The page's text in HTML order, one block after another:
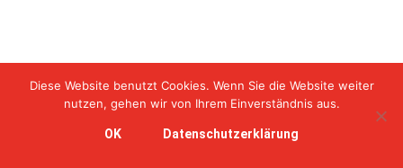
Diese Website benutzt Cookies. Wenn Sie die Website weiter
nutzen, gehen wir von Ihrem Einverständnis aus.
OK Datenschutzerklärung